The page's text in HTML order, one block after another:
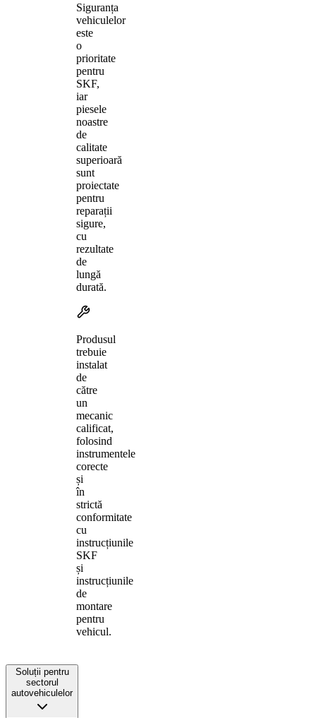
Siguranța
vehiculelor
este
o
prioritate
pentru
SKF,
iar
piesele
noastre
de
calitate
superioară
sunt
proiectate
pentru
reparații
sigure,
cu
rezultate
de
lungă
durată.
Produsul
trebuie
instalat
de
către
un
mecanic
calificat,
folosind
instrumentele
corecte
și
în
strictă
conformitate
cu
instrucțiunile
SKF
și
instrucțiunile
de
montare
pentru
vehicul.
Soluții pentru
sectorul
autovehiculelor